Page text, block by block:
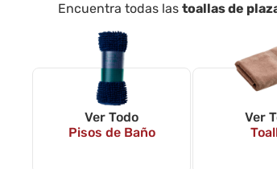
Encuentra todas las toallas de
Ver Todo
Pisos de Baño
Ver